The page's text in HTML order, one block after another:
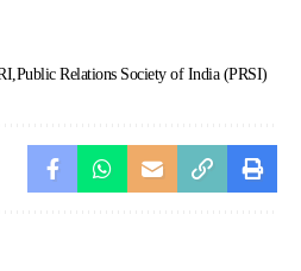
Public Relations Society of India (PRSI)